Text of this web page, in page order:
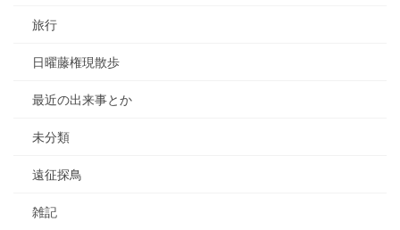
旅行
日曜藤権現散歩
最近の出来事とか
未分類
遠征探鳥
雑記